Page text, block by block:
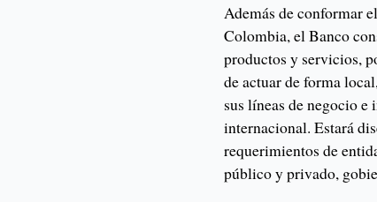
Además de conformar
Colombia, el Banco
productos y servicios,
de actuar de forma
sus líneas de negocio
internacional. Estará
requerimientos de
público y privado,